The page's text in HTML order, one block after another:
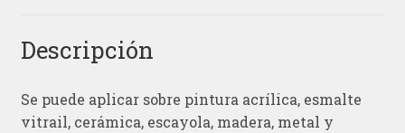
Descripción
Se puede aplicar sobre pintura acrílica, esmalte
vitrail, cerámica, escayola, madera, metal y